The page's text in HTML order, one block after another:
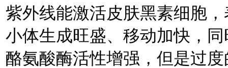
紫外线能激活皮肤黑素细胞
小体生成旺盛、移动加快，
酪氨酸酶活性增强，但是过